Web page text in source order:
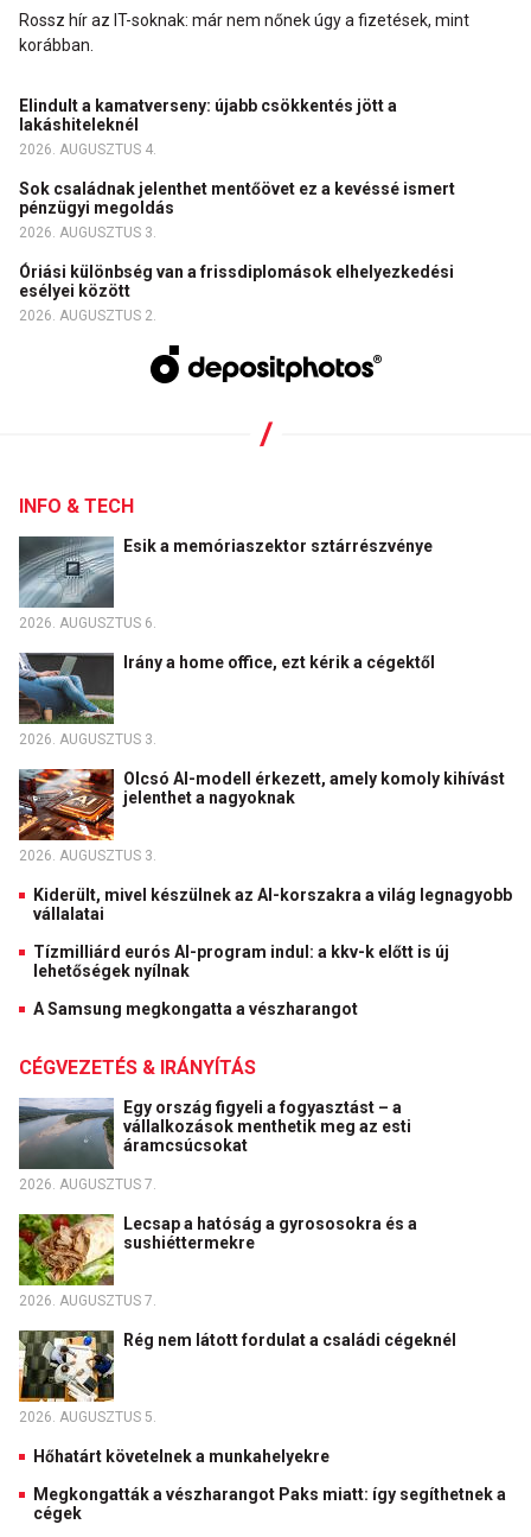
Rossz hír az IT-soknak: már nem nőnek úgy a fizetések, mint
korábban.
Elindult a kamatverseny: újabb csökkentés jött a
lakáshiteleknél
2026. AUGUSZTUS 4.
Sok családnak jelenthet mentőövet ez a kevéssé ismert
pénzügyi megoldás
2026. AUGUSZTUS 3.
Óriási különbség van a frissdiplomások elhelyezkedési
esélyei között
2026. AUGUSZTUS 2.
INFO & TECH
Esik a memóriaszektor sztárrészvénye
2026. AUGUSZTUS 6.
Irány a home office, ezt kérik a cégektől
2026. AUGUSZTUS 3.
Olcsó AI-modell érkezett, amely komoly kihívást
jelenthet a nagyoknak
2026. AUGUSZTUS 3.
Kiderült, mivel készülnek az AI-korszakra a világ legnagyobb
vállalatai
Tízmilliárd eurós AI-program indul: a kkv-k előtt is új
lehetőségek nyílnak
A Samsung megkongatta a vészharangot
CÉGVEZETÉS & IRÁNYÍTÁS
Egy ország figyeli a fogyasztást – a
vállalkozások menthetik meg az esti
áramcsúcsokat
2026. AUGUSZTUS 7.
Lecsap a hatóság a gyrososokra és a
sushiéttermekre
2026. AUGUSZTUS 7.
Rég nem látott fordulat a családi cégeknél
2026. AUGUSZTUS 5.
Hőhatárt követelnek a munkahelyekre
Megkongatták a vészharangot Paks miatt: így segíthetnek a
cégek